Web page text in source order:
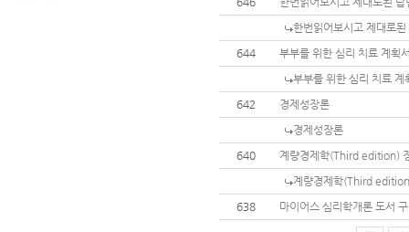
한번읽어보시고 제대로
644
부부를 위한 심리 치료 계획
부부를 위한 심리 치료 계
642
경제성장론
경제성장론
640
계량경제학(Third edition)
계량경제학(Third
638
마이어스 심리학개론 도서